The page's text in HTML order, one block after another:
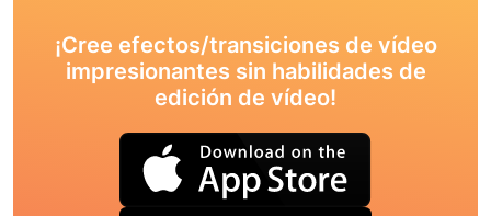
¡Cree efectos/transiciones de vídeo
impresionantes sin habilidades de
edición de vídeo!